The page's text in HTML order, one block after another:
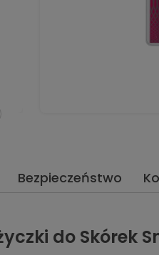
Bezpieczeństwo
do Skórek